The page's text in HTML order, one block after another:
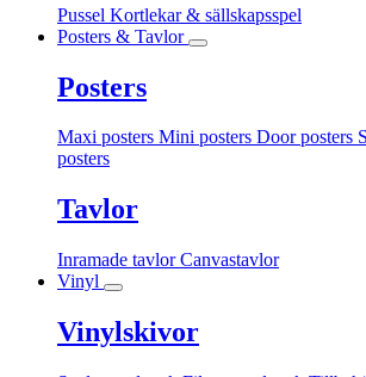
Pussel Kortlekar & sällskapsspel
Posters & Tavlor
Posters
Maxi posters Mini posters Door posters
posters
Tavlor
Inramade tavlorCanvastavlor
Vinyl
Vinylskivor